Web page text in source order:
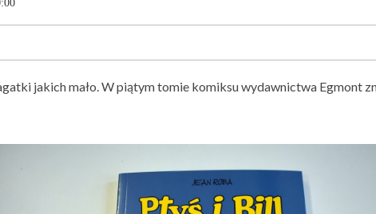
jakich mało. W piątym tomie komiksu wydawnictwa Egmont